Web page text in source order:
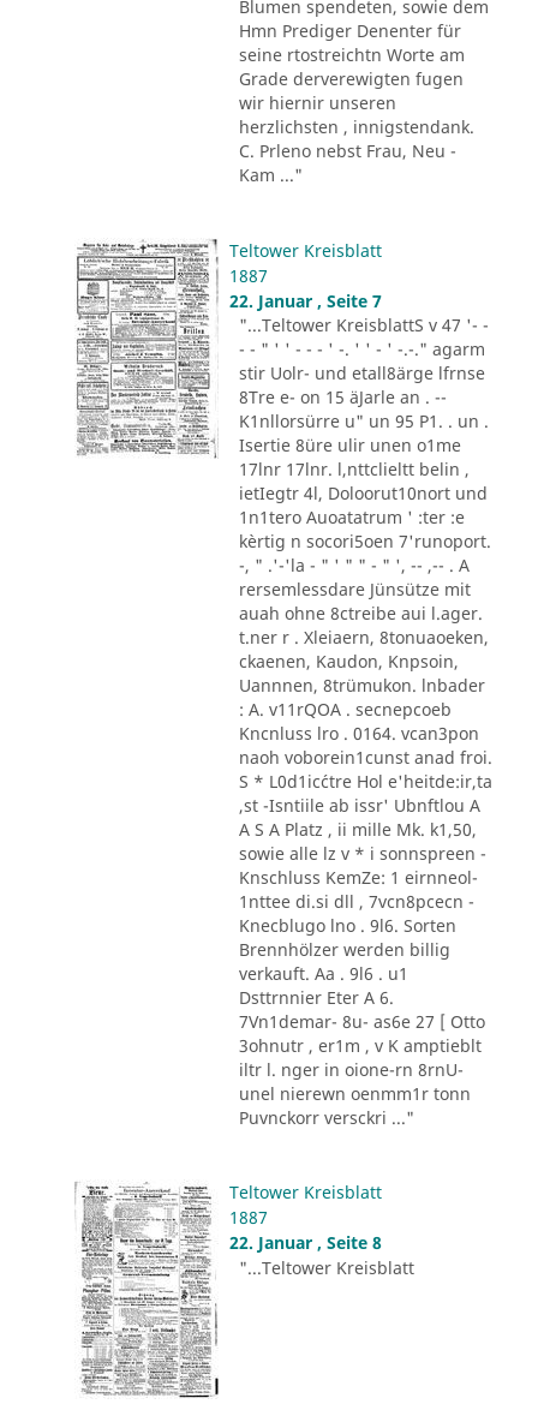
Blumen spendeten, sowie dem
Hmn Prediger Denenter für
seine rtostreichtn Worte am
Grade derverewigten fugen
wir hiernir unseren
herzlichsten , innigstendank.
C. Prleno nebst Frau, Neu -
Kam ..."
Teltower Kreisblatt
1887
22. Januar , Seite 7
"...Teltower KreisblattS v 47 '- -
- - " ' ' - - - ' -. ' ' - ' -.-." agarm
stir Uolr- und etall8ärge lfrnse
8Tre e- on 15 äJarle an . --
K1nllorsürre u" un 95 P1. . un .
Isertie 8üre ulir unen o1me
17lnr 17lnr. l,nttclieltt belin ,
ietIegtr 4l, Doloorut10nort und
1n1tero Auoatatrum ' :ter :e
kèrtig n socori5oen 7'runoport.
-, " .'-'la - " ' " " - " ', -- ,-- . A
rersemlessdare Jünsütze mit
auah ohne 8ctreibe aui l.ager.
t.ner r . Xleiaern, 8tonuaoeken,
ckaenen, Kaudon, Knpsoin,
Uannnen, 8trümukon. lnbader
: A. v11rQOA . secnepcoeb
Kncnluss lro . 0164. vcan3pon
naoh voborein1cunst anad froi.
S * L0d1ic´ctre Hol e'heitde:ir,ta
,st -Isntiile ab issr' Ubnftlou A
A S A Platz , ii mille Mk. k1,50,
sowie alle lz v * i sonnspreen -
Knschluss KemZe: 1 eirnneol-
1nttee di.si dll , 7vcn8pcecn -
Knecblugo lno . 9l6. Sorten
Brennhölzer werden billig
verkauft. Aa . 9l6 . u1
Dsttrnnier Eter A 6.
7Vn1demar- 8u- as6e 27 [ Otto
3ohnutr , er1m , v K amptieblt
iltr l. nger in oione-rn 8rnU-
unel nierewn oenmm1r tonn
Puvnckorr versckri ..."
Teltower Kreisblatt
1887
22. Januar , Seite 8
"...Teltower Kreisblatt